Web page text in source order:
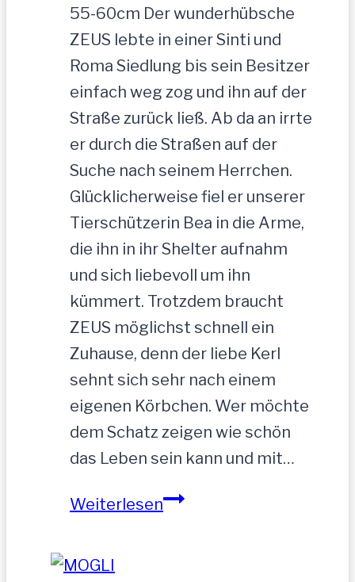
55-60cm Der wunderhübsche
ZEUS lebte in einer Sinti und
Roma Siedlung bis sein Besitzer
einfach weg zog und ihn auf der
Straße zurück ließ. Ab da an irrte
er durch die Straßen auf der
Suche nach seinem Herrchen.
Glücklicherweise fiel er unserer
Tierschützerin Bea in die Arme,
die ihn in ihr Shelter aufnahm
und sich liebevoll um ihn
kümmert. Trotzdem braucht
ZEUS möglichst schnell ein
Zuhause, denn der liebe Kerl
sehnt sich sehr nach einem
eigenen Körbchen. Wer möchte
dem Schatz zeigen wie schön
das Leben sein kann und mit…
WeiterlesenZEUS